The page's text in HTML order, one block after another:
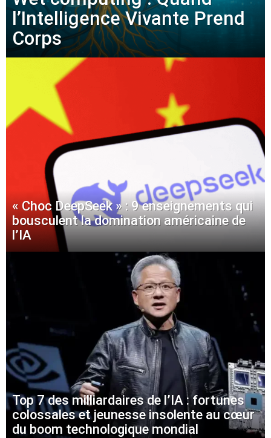
l’Intelligence Vivante Prend
Corps
« Choc DeepSeek » : 9 enseignements qui
bousculent la domination américaine de
l’IA
Top 7 des milliardaires de l’IA : fortunes
colossales et jeunesse insolente au cœur
du boom technologique mondial